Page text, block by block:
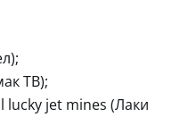
ТВ);
lucky jet mines (Лаки